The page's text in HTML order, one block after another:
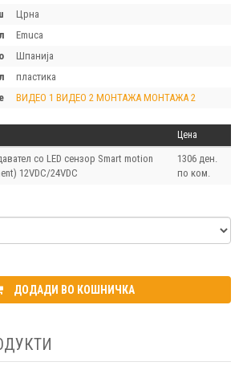
Црна
Emuca
Шпанија
пластика
ВИДЕО 1 ВИДЕО 2 МОНТАЖА МОНТАЖА 2
Цена
со LED сензор Smart motion
12VDC/24VDC
1306 ден.
по ком.
ДОДАДИ ВО КОШНИЧКА